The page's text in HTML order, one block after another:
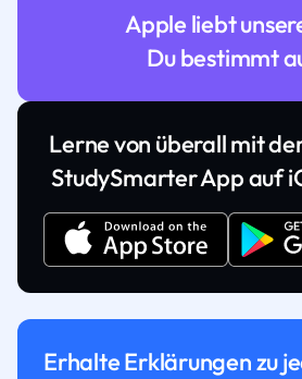
Apple liebt
Du bestimmt
Lerne von überall mit
StudySmarter App auf
Erhalte Erklärungen zu